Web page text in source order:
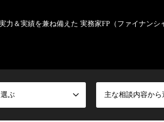
力＆実績を兼ね備えた 実務家FP（ファイナンシ
ぶ 主な相談内容から